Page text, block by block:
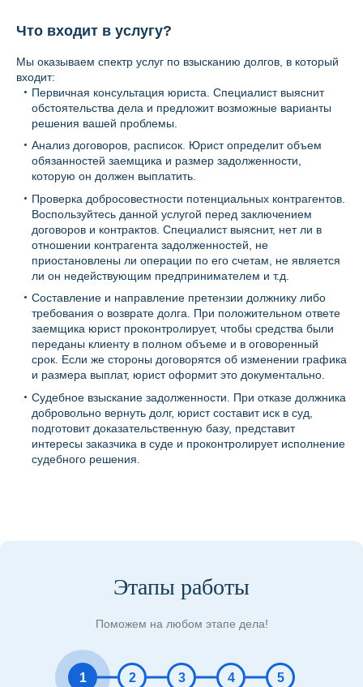
Что входит в услугу?
Мы оказываем спектр услуг по взысканию долгов, в который
входит:
Первичная консультация юриста. Специалист выяснит
обстоятельства дела и предложит возможные варианты
решения вашей проблемы.
Анализ договоров, расписок. Юрист определит объем
обязанностей заемщика и размер задолженности,
которую он должен выплатить.
Проверка добросовестности потенциальных контрагентов.
Воспользуйтесь данной услугой перед заключением
договоров и контрактов. Специалист выяснит, нет ли в
отношении контрагента задолженностей, не
приостановлены ли операции по его счетам, не является
ли он недействующим предпринимателем и т.д.
Составление и направление претензии должнику либо
требования о возврате долга. При положительном ответе
заемщика юрист проконтролирует, чтобы средства были
переданы клиенту в полном объеме и в оговоренный
срок. Если же стороны договорятся об изменении графика
и размера выплат, юрист оформит это документально.
Судебное взыскание задолженности. При отказе должника
добровольно вернуть долг, юрист составит иск в суд,
подготовит доказательственную базу, представит
интересы заказчика в суде и проконтролирует исполнение
судебного решения.
Этапы работы
Поможем на любом этапе дела!
1 2 3 4 5